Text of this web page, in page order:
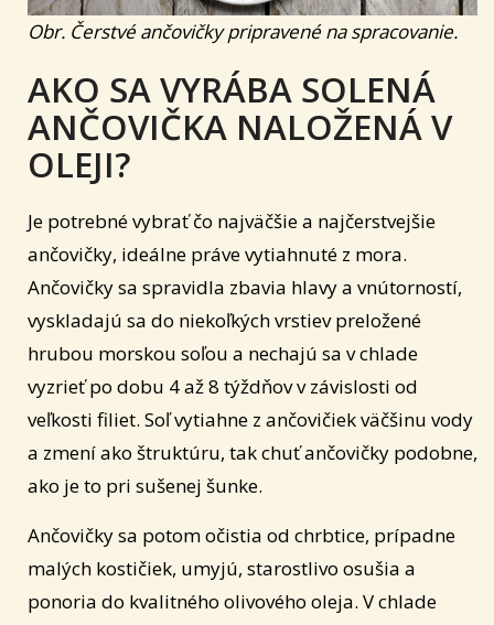
Obr. Čerstvé ančovičky pripravené na spracovanie.
AKO SA VYRÁBA SOLENÁ
ANČOVIČKA NALOŽENÁ V
OLEJI?
Je potrebné vybrať čo najväčšie a najčerstvejšie
ančovičky, ideálne práve vytiahnuté z mora.
Ančovičky sa spravidla zbavia hlavy a vnútorností,
vyskladajú sa do niekoľkých vrstiev preložené
hrubou morskou soľou a nechajú sa v chlade
vyzrieť po dobu 4 až 8 týždňov v závislosti od
veľkosti filiet. Soľ vytiahne z ančovičiek väčšinu vody
a zmení ako štruktúru, tak chuť ančovičky podobne,
ako je to pri sušenej šunke.
Ančovičky sa potom očistia od chrbtice, prípadne
malých kostičiek, umyjú, starostlivo osušia a
ponoria do kvalitného olivového oleja. V chlade